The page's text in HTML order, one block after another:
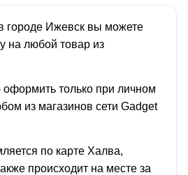
городе Ижевск вы можете
на любой товар из
оформить только при личном
из магазинов сети Gadget
по карте Халва,
происходит на месте за